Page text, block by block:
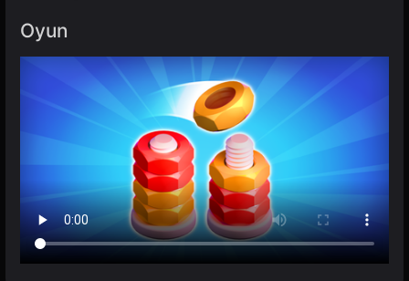
Oyun